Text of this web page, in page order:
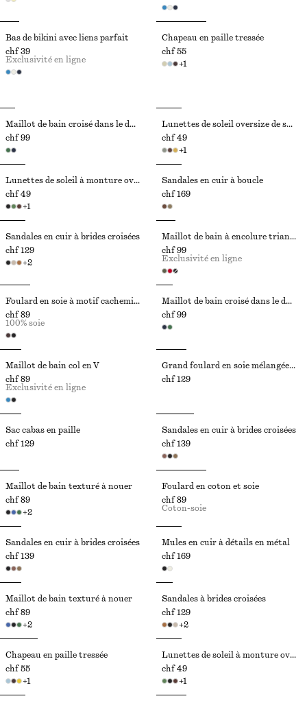
Bas de bikini avec liens parfait
chf 39
Exclusivité en ligne
Chapeau en paille tressée
chf 55
+1
Maillot de bain croisé dans le dos à encolure en V
chf 99
Lunettes de soleil oversize de style aviateur
chf 49
+1
Lunettes de soleil à monture ovale
chf 49
+1
Sandales en cuir à boucle
chf 169
Sandales en cuir à brides croisées
chf 129
+2
Maillot de bain à encolure triangle
chf 99
Exclusivité en ligne
Foulard en soie à motif cachemire
chf 89
100% soie
Maillot de bain croisé dans le dos à encolure en V
chf 99
Maillot de bain col en V
chf 89
Exclusivité en ligne
Grand foulard en soie mélangée à motif cachemire
chf 129
Sac cabas en paille
chf 129
Sandales en cuir à brides croisées
chf 139
Maillot de bain texturé à nouer
chf 89
+2
Foulard en coton et soie
chf 89
Coton-soie
Sandales en cuir à brides croisées
chf 139
Mules en cuir à détails en métal
chf 169
Maillot de bain texturé à nouer
chf 89
+2
Sandales à brides croisées
chf 129
+2
Chapeau en paille tressée
chf 55
+1
Lunettes de soleil à monture ovale
chf 49
+1